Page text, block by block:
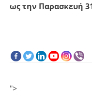
ως την Παρασκευή
">